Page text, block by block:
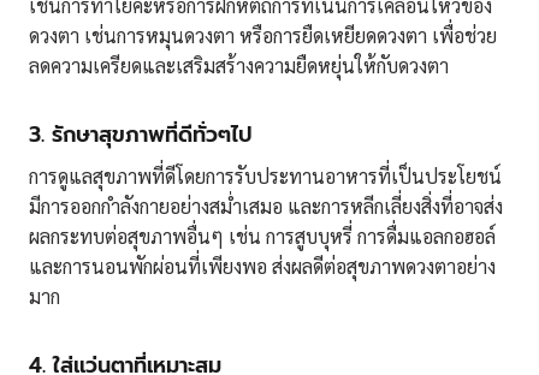
เช่นการทำโยคะหรือการฝึกหัตถการที่เน้นการเคลื่อนไหวของ
ดวงตา เช่นการหมุนดวงตา หรือการยืดเหยียดดวงตา เพื่อช่วย
ลดความเครียดและเสริมสร้างความยืดหยุ่นให้กับดวงตา
3. รักษาสุขภาพที่ดีทั่วๆไป
การดูแลสุขภาพที่ดีโดยการรับประทานอาหารที่เป็นประโยชน์
มีการออกกำลังกายอย่างสม่ำเสมอ และการหลีกเลี่ยงสิ่งที่อาจส่ง
ผลกระทบต่อสุขภาพอื่นๆ เช่น การสูบบุหรี่ การดื่มแอลกอฮอล์
และการนอนพักผ่อนที่เพียงพอ ส่งผลดีต่อสุขภาพดวงตาอย่าง
มาก
4.ใส่แว่นตาที่เหมาะสม